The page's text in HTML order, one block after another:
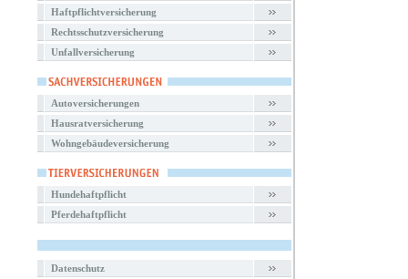
Haftpflichtversicherung
Rechtsschutzversicherung
Unfallversicherung
Autoversicherungen
Hausratversicherung
Wohngebäudeversicherung
Hundehaftpflicht
Pferdehaftpflicht
Datenschutz